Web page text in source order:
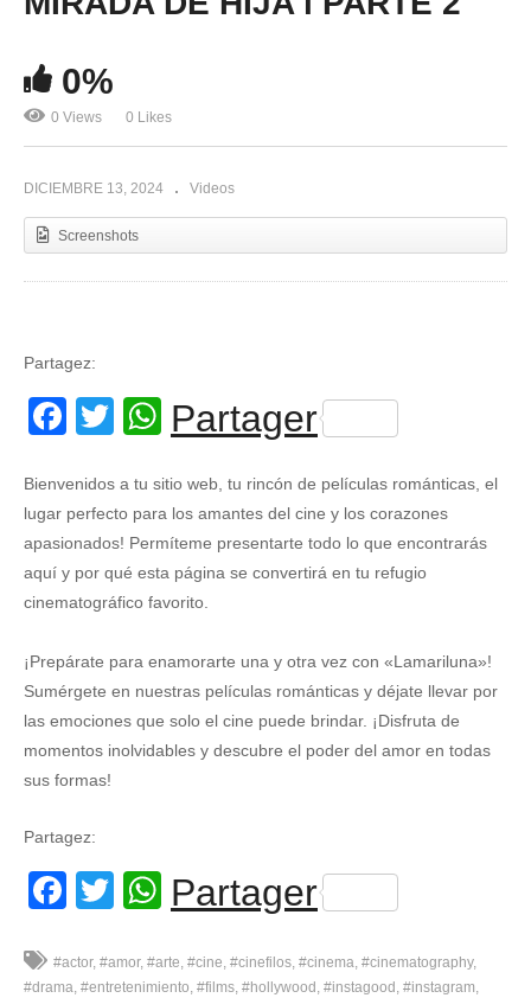
0%
0 Views 0 Likes
DICIEMBRE 13, 2024 Videos
Screenshots
Partagez:
Facebook
TwitterWhatsApp
Partager
Bienvenidos a tu sitio web, tu rincón de películas románticas, el
lugar perfecto para los amantes del cine y los corazones
apasionados! Permíteme presentarte todo lo que encontrarás
aquí y por qué esta página se convertirá en tu refugio
cinematográfico favorito.
¡Prepárate para enamorarte una y otra vez con «Lamariluna»!
Sumérgete en nuestras películas románticas y déjate llevar por
las emociones que solo el cine puede brindar. ¡Disfruta de
momentos inolvidables y descubre el poder del amor en todas
sus formas!
Partagez:
Facebook
TwitterWhatsApp
Partager
#actor #amor #arte #cine #cinefilos #cinema #cinematography
#drama #entretenimiento #films #hollywood #instagood #instagram